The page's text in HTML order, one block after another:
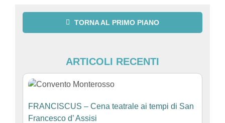
TORNA AL PRIMO PIANO
ARTICOLI RECENTI
FRANCISCUS – Cena teatrale ai tempi di San
Francesco d’ Assisi